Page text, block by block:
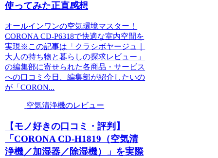
使ってみた正直感想
オールインワンの空気環境マスター！
CORONA CD-P6318で快適な室内空間を
実現※この記事は「クラシボヤージュ｜
大人の持ち物と暮らしの探求レビュー」
の編集部に寄せられた各商品・サービス
への口コミ今日、編集部が紹介したいの
が「CORON...
空気清浄機のレビュー
【モノ好きの口コミ・評判】
「CORONA CD-H1819（空気清
浄機／加湿器／除湿機）」を実際